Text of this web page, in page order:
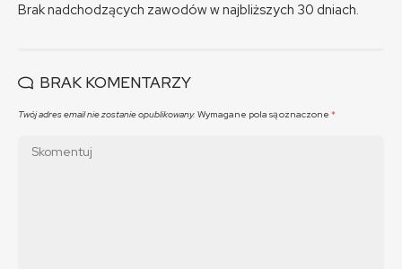
Brak nadchodzących zawodów w najbliższych 30 dniach.
BRAK KOMENTARZY
Twój adres email nie zostanie opublikowany. Wymagane pola są oznaczone *